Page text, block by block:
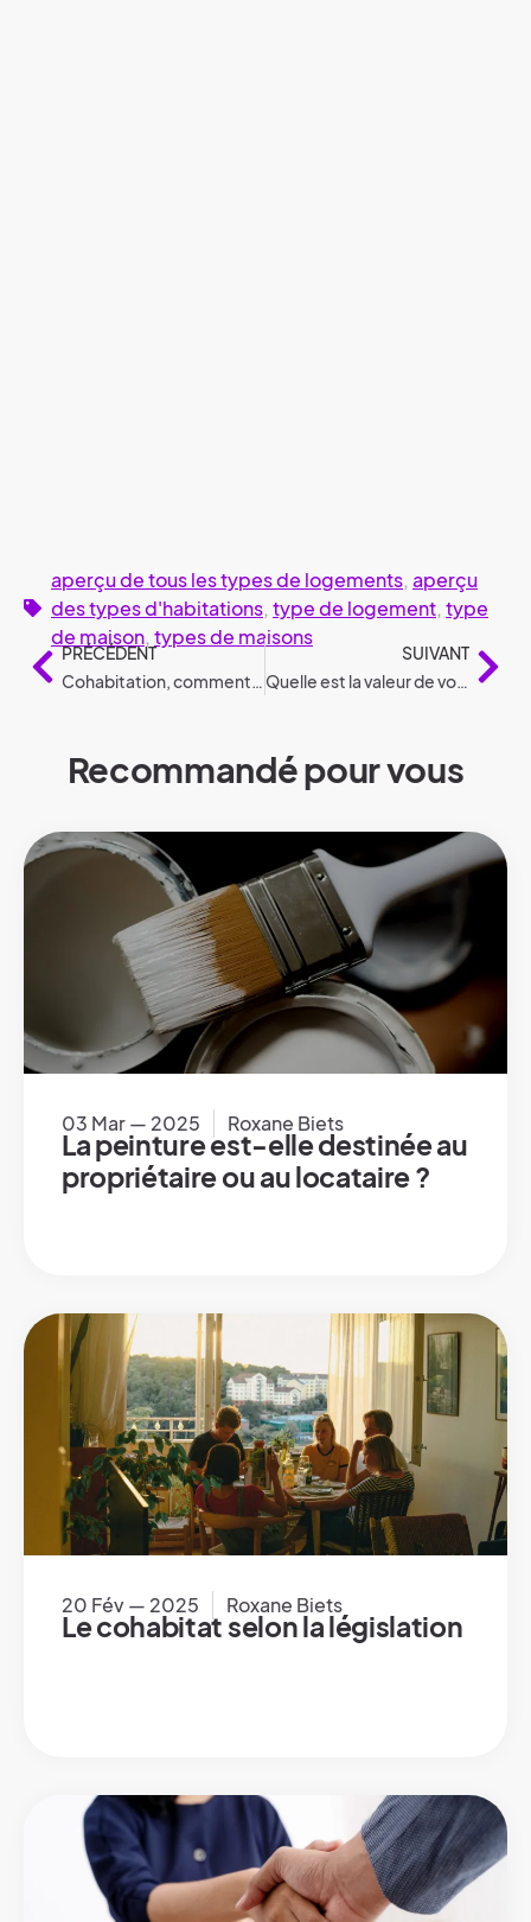
aperçu de tous les types de logements, aperçu
des types d'habitations, type de logement, type
de maison, types de maisons
PRÉCÉDENT
Cohabitation, comment commencer ?
SUIVANT
Quelle est la valeur de votre maison ou de votre appartement ?
Recommandé pour vous
03 Mar — 2025 Roxane Biets
La peinture est-elle destinée au
propriétaire ou au locataire ?
20 Fév — 2025 Roxane Biets
Le cohabitat selon la législation